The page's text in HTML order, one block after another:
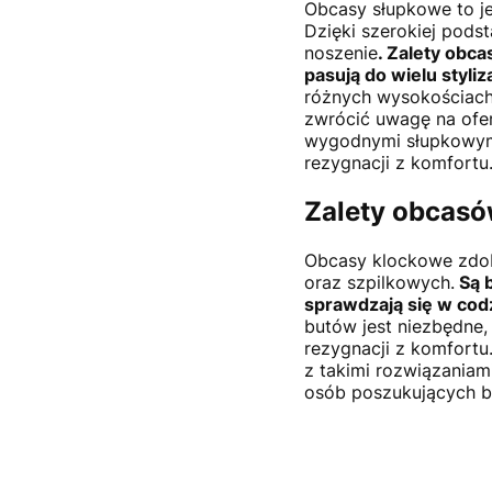
Obcasy słupkowe to
Dzięki szerokiej
noszenie. Zalety
pasują do wielu
różnych
zwrócić uwagę na
wygodnymi
rezygnacji z
Zalety
Obcasy klockowe
oraz szpilkowych. Są
sprawdzają się w
butów jest
rezygnacji z
z takimi
osób poszukujących